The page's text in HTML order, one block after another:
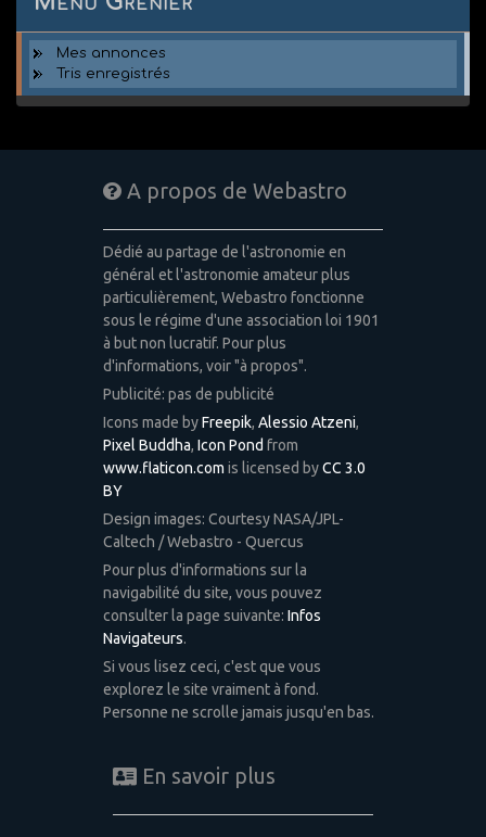
Mes annonces
Tris enregistrés
A propos de Webastro
Dédié au partage de l'astronomie en
général et l'astronomie amateur plus
particulièrement, Webastro fonctionne
sous le régime d'une association loi 1901
à but non lucratif. Pour plus
d'informations, voir "à propos".
Publicité: pas de publicité
Icons made byFreepik, Alessio Atzeni,
Pixel Buddha, Icon Pond from
www.flaticon.com is licensed byCC 3.0
BY
Design images: Courtesy NASA/JPL-
Caltech / Webastro - Quercus
Pour plus d'informations sur la
navigabilité du site, vous pouvez
consulter la page suivante: Infos
Navigateurs.
Si vous lisez ceci, c'est que vous
explorez le site vraiment à fond.
Personne ne scrolle jamais jusqu'en bas.
En savoir plus